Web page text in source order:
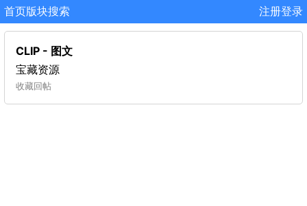
首页版块搜索 注册登录
CLIP - 图文
宝藏资源
收藏回帖